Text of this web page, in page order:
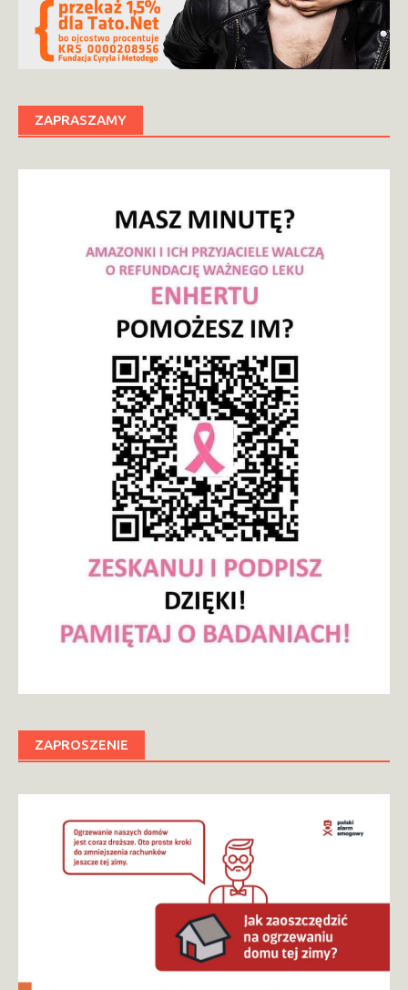
ZAPRASZAMY
ZAPROSZENIE